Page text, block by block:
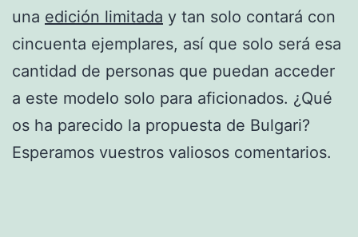
una edición limitada y tan solo contará con
cincuenta ejemplares, así que solo será esa
cantidad de personas que puedan acceder
a este modelo solo para aficionados. ¿Qué
os ha parecido la propuesta de Bulgari?
Esperamos vuestros valiosos comentarios.